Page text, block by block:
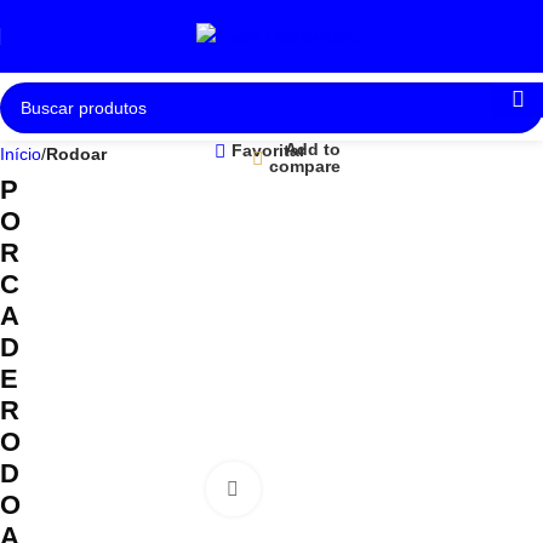
Início Rodoar FavoritarAdd to
compare
P
O
R
C
A
D
E
R
O
D
O
A